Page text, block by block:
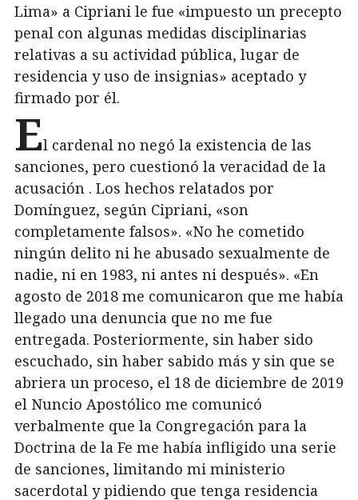
Lima» a Cipriani le fue «impuesto un precepto
penal con algunas medidas disciplinarias
relativas a su actividad pública, lugar de
residencia y uso de insignias» aceptado y
firmado por él.
El cardenal no negó la existencia de las
sanciones, pero cuestionó la veracidad de la
acusación . Los hechos relatados por
Domínguez, según Cipriani, «son
completamente falsos». «No he cometido
ningún delito ni he abusado sexualmente de
nadie, ni en 1983, ni antes ni después». «En
agosto de 2018 me comunicaron que me había
llegado una denuncia que no me fue
entregada. Posteriormente, sin haber sido
escuchado, sin haber sabido más y sin que se
abriera un proceso, el 18 de diciembre de 2019
el Nuncio Apostólico me comunicó
verbalmente que la Congregación para la
Doctrina de la Fe me había infligido una serie
de sanciones, limitando mi ministerio
sacerdotal y pidiendo que tenga residencia